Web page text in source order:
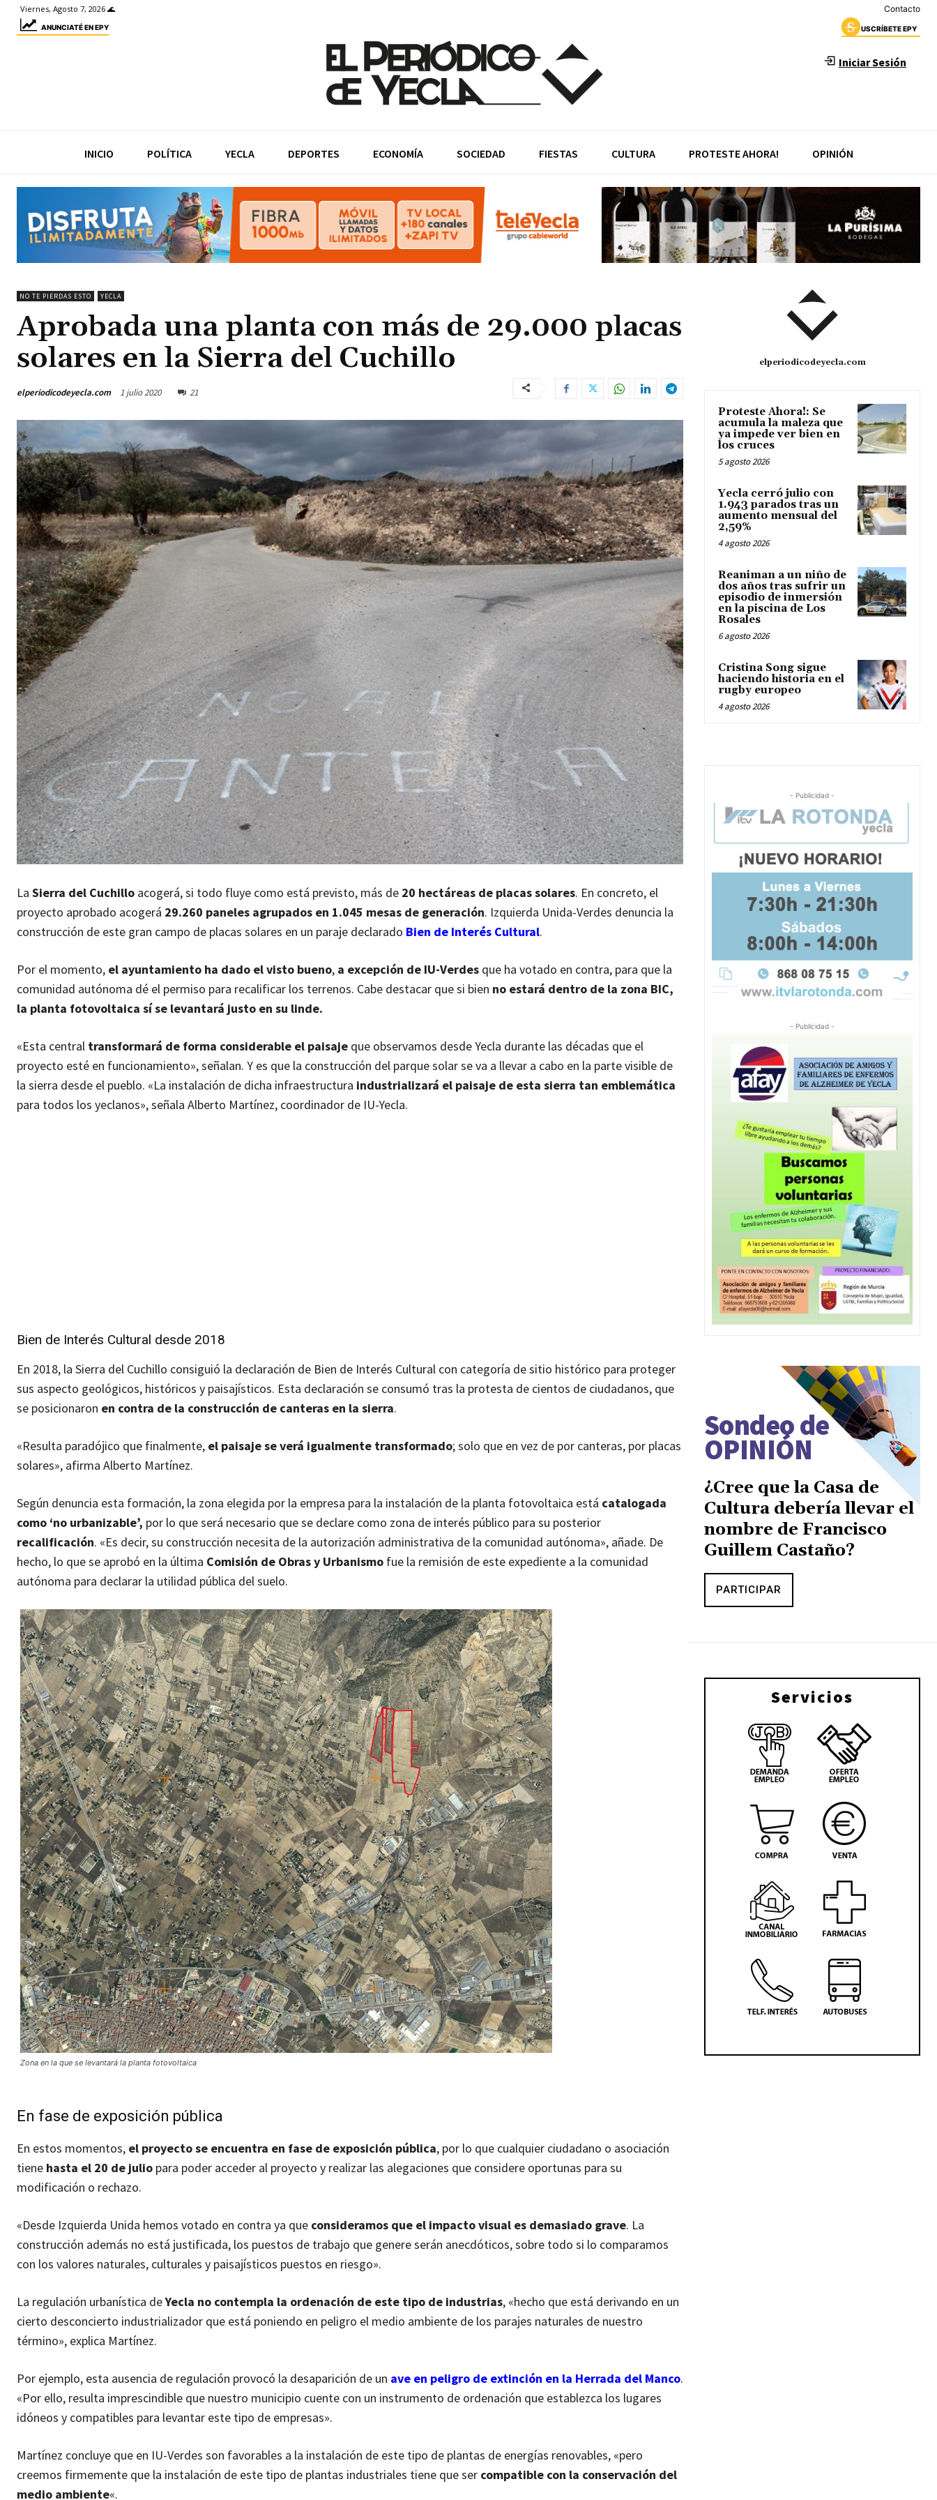
Viernes, Agosto 7, 2026 🌊 Contacto
ANUNCIATÉ EN EPY USCRÍBETE EPY
Iniciar Sesión
INICIO POLÍTICA YECLA DEPORTES ECONOMÍA SOCIEDAD FIESTAS CULTURA PROTESTE AHORA! OPINIÓN
NO TE PIERDAS ESTO YECLA
Aprobada una planta con más de 29.000 placas
solares en la Sierra del Cuchillo
elperiodicodeyecla.com 1 julio 2020 21
La Sierra del Cuchillo acogerá, si todo fluye como está previsto, más de 20 hectáreas de placas solares. En concreto, el
proyecto aprobado acogerá 29.260 paneles agrupados en 1.045 mesas de generación. Izquierda Unida-Verdes denuncia la
construcción de este gran campo de placas solares en un paraje declarado Bien de Interés Cultural.
Por el momento, el ayuntamiento ha dado el visto bueno, a excepción de IU-Verdes que ha votado en contra, para que la
comunidad autónoma dé el permiso para recalificar los terrenos. Cabe destacar que si bien no estará dentro de la zona BIC,
la planta fotovoltaica sí se levantará justo en su linde.
«Esta central transformará de forma considerable el paisaje que observamos desde Yecla durante las décadas que el
proyecto esté en funcionamiento», señalan. Y es que la construcción del parque solar se va a llevar a cabo en la parte visible de
la sierra desde el pueblo. «La instalación de dicha infraestructura industrializará el paisaje de esta sierra tan emblemática
para todos los yeclanos», señala Alberto Martínez, coordinador de IU-Yecla.
Bien de Interés Cultural desde 2018
En 2018, la Sierra del Cuchillo consiguió la declaración de Bien de Interés Cultural con categoría de sitio histórico para proteger
sus aspecto geológicos, históricos y paisajísticos. Esta declaración se consumó tras la protesta de cientos de ciudadanos, que
se posicionaron en contra de la construcción de canteras en la sierra.
«Resulta paradójico que finalmente, el paisaje se verá igualmente transformado; solo que en vez de por canteras, por placas
solares», afirma Alberto Martínez.
Según denuncia esta formación, la zona elegida por la empresa para la instalación de la planta fotovoltaica está catalogada
como ‘no urbanizable’, por lo que será necesario que se declare como zona de interés público para su posterior
recalificación. «Es decir, su construcción necesita de la autorización administrativa de la comunidad autónoma», añade. De
hecho, lo que se aprobó en la última Comisión de Obras y Urbanismo fue la remisión de este expediente a la comunidad
autónoma para declarar la utilidad pública del suelo.
Zona en la que se levantará la planta fotovoltaica
En fase de exposición pública
En estos momentos, el proyecto se encuentra en fase de exposición pública, por lo que cualquier ciudadano o asociación
tiene hasta el 20 de julio para poder acceder al proyecto y realizar las alegaciones que considere oportunas para su
modificación o rechazo.
«Desde Izquierda Unida hemos votado en contra ya que consideramos que el impacto visual es demasiado grave. La
construcción además no está justificada, los puestos de trabajo que genere serán anecdóticos, sobre todo si lo comparamos
con los valores naturales, culturales y paisajísticos puestos en riesgo».
La regulación urbanística deYecla no contempla la ordenación de este tipo de industrias, «hecho que está derivando en un
cierto desconcierto industrializador que está poniendo en peligro el medio ambiente de los parajes naturales de nuestro
término», explica Martínez.
Por ejemplo, esta ausencia de regulación provocó la desaparición de un ave en peligro de extinción en la Herrada del Manco.
«Por ello, resulta imprescindible que nuestro municipio cuente con un instrumento de ordenación que establezca los lugares
idóneos y compatibles para levantar este tipo de empresas».
Martínez concluye que en IU-Verdes son favorables a la instalación de este tipo de plantas de energías renovables, «pero
creemos firmemente que la instalación de este tipo de plantas industriales tiene que ser compatible con la conservación del
medio ambiente«.
elperiodicodeyecla.com
Proteste Ahora!: Se
acumula la maleza que
ya impede ver bien en
los cruces
5 agosto 2026
Yecla cerró julio con
1.943 parados tras un
aumento mensual del
2,59%
4 agosto 2026
Reaniman a un niño de
dos años tras sufrir un
episodio de inmersión
en la piscina de Los
Rosales
6 agosto 2026
Cristina Song sigue
haciendo historia en el
rugby europeo
4 agosto 2026
- Publicidad -
- Publicidad -
Sondeo de
OPINIÓN
¿Cree que la Casa de
Cultura debería llevar el
nombre de Francisco
Guillem Castaño?
PARTICIPAR
Servicios